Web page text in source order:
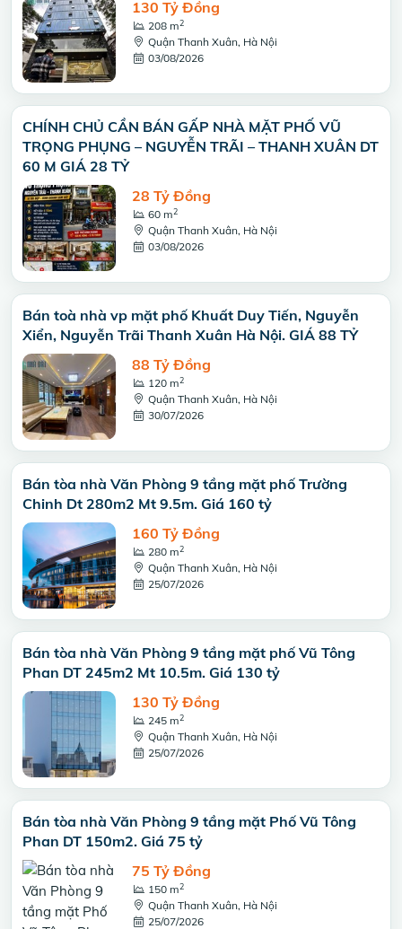
130 Tỷ Đồng
208 m2
Quận Thanh Xuân, Hà Nội
03/08/2026
CHÍNH CHỦ CẦN BÁN GẤP NHÀ MẶT PHỐ VŨ
TRỌNG PHỤNG – NGUYỄN TRÃI – THANH XUÂN DT
60 M GIÁ 28 TỶ
28 Tỷ Đồng
60 m2
Quận Thanh Xuân, Hà Nội
03/08/2026
Bán toà nhà vp mặt phố Khuất Duy Tiến, Nguyễn
Xiển, Nguyễn Trãi Thanh Xuân Hà Nội. GIÁ 88 TỶ
88 Tỷ Đồng
120 m2
Quận Thanh Xuân, Hà Nội
30/07/2026
Bán tòa nhà Văn Phòng 9 tầng mặt phố Trường
Chinh Dt 280m2 Mt 9.5m. Giá 160 tỷ
160 Tỷ Đồng
280 m2
Quận Thanh Xuân, Hà Nội
25/07/2026
Bán tòa nhà Văn Phòng 9 tầng mặt phố Vũ Tông
Phan DT 245m2 Mt 10.5m. Giá 130 tỷ
130 Tỷ Đồng
245 m2
Quận Thanh Xuân, Hà Nội
25/07/2026
Bán tòa nhà Văn Phòng 9 tầng mặt Phố Vũ Tông
Phan DT 150m2. Giá 75 tỷ
75 Tỷ Đồng
150 m2
Quận Thanh Xuân, Hà Nội
25/07/2026